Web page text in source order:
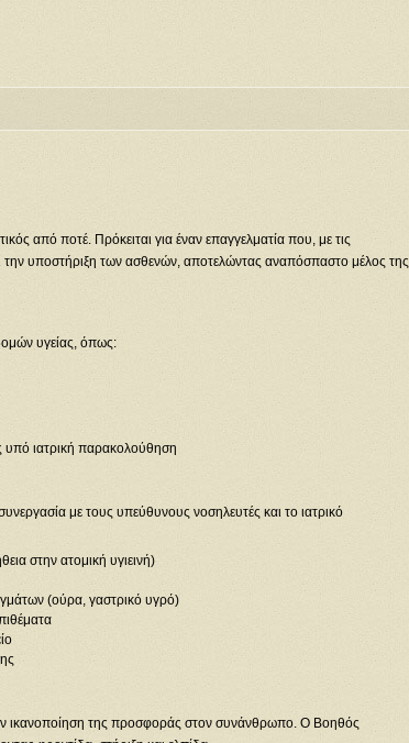
από ποτέ. Πρόκειται για έναν επαγγελματία που, με τις
την υποστήριξη των ασθενών, αποτελώντας αναπόσπαστο μέλος της
υγείας, όπως:
υπό ιατρική παρακολούθηση
με τους υπεύθυνους νοσηλευτές και το ιατρικό
στην ατομική υγιεινή)
(ούρα, γαστρικό υγρό)
ικανοποίηση της προσφοράς στον συνάνθρωπο. Ο Βοηθός